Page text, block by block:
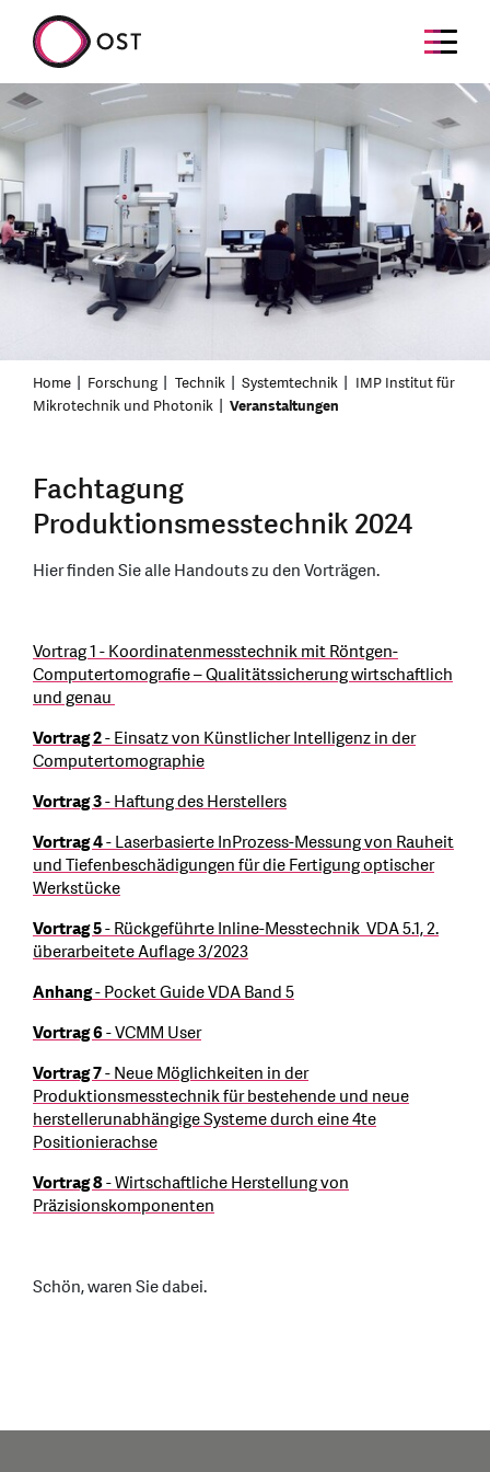
Home Forschung Technik Systemtechnik
IMP Institut für
Mikrotechnik und Photonik
Veranstaltungen
Fachtagung
Produktionsmesstechnik 2024
Hier finden Sie alle Handouts zu den Vorträgen.
Vortrag 1 - Koordinatenmesstechnik mit Röntgen-
Computertomografie – Qualitätssicherung wirtschaftlich
und genau
Vortrag 2- Einsatz von Künstlicher Intelligenz in der
Computertomographie
Vortrag 3- Haftung des Herstellers
Vortrag 4- Laserbasierte InProzess-Messung von Rauheit
und Tiefenbeschädigungen für die Fertigung optischer
Werkstücke
Vortrag 5- Rückgeführte Inline-Messtechnik VDA 5.1, 2.
überarbeitete Auflage 3/2023
Anhang- Pocket Guide VDA Band 5
Vortrag 6- VCMM User
Vortrag 7- Neue Möglichkeiten in der
Produktionsmesstechnik für bestehende und neue
herstellerunabhängige Systeme durch eine 4te
Positionierachse
Vortrag 8- Wirtschaftliche Herstellung von
Präzisionskomponenten
Schön, waren Sie dabei.